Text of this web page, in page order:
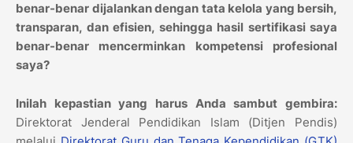
benar-benar dijalankan dengan tata kelola yang bersih,
transparan, dan efisien, sehingga hasil sertifikasi saya
benar-benar mencerminkan kompetensi profesional
saya?
Inilah kepastian yang harus Anda sambut gembira:
Direktorat Jenderal Pendidikan Islam (Ditjen Pendis)